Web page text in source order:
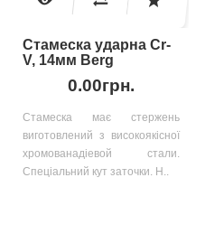
Стамеска ударна Cr-
V, 14мм Berg
0.00грн.
Стамеска має стержень
виготовлений з високоякісної
хромованадіевой стали.
Спеціальний кут заточки. Н..